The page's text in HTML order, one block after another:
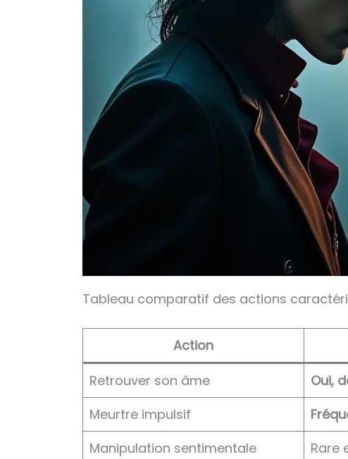
Tableau comparatif des actions
Action
Retrouver son âme
Oui,
Meurtre impulsif
Manipulation sentimentale
Rare